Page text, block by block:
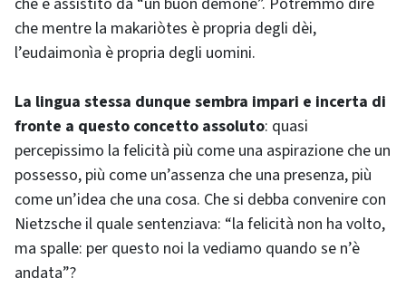
che mentre la makariòtes è propria degli dèi,
l’eudaimonìa è propria degli uomini.
La lingua stessa dunque sembra impari e incerta di
fronte a questo concetto assoluto: quasi
percepissimo la felicità più come una aspirazione che un
possesso, più come un’assenza che una presenza, più
come un’idea che una cosa. Che si debba convenire con
Nietzsche il quale sentenziava: “la felicità non ha volto,
ma spalle: per questo noi la vediamo quando se n’è
andata”?